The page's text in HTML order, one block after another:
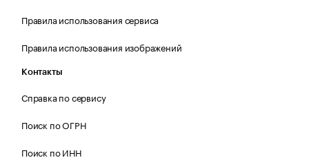
Правила использования сервиса
Правила использования изображений
Контакты
Справка по сервису
Поиск по ОГРН
Поиск по ИНН